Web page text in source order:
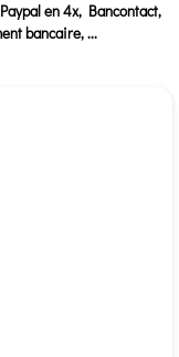
en 4x, Bancontact,
bancaire, ...